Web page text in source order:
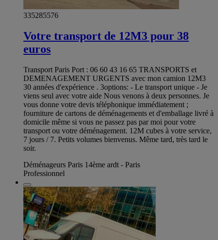
335285576
Votre transport de 12M3 pour 38
euros
Transport Paris Port : 06 60 43 16 65 TRANSPORTS et
DEMENAGEMENT URGENTS avec mon camion 12M3
30 années d'expérience . 3options: - Le transport unique - Je
viens seul avec votre aide Nous venons à deux personnes. Je
vous donne votre devis téléphonique immédiatement ;
fourniture de cartons de déménagements et d'emballage livré à
domicile même si vous ne passez pas par moi pour votre
transport ou votre déménagement. 12M cubes à votre service,
7 jours / 7. Petits volumes bienvenus. Même tard, très tard le
soir.
Déménageurs Paris 14ème ardt - Paris
Professionnel